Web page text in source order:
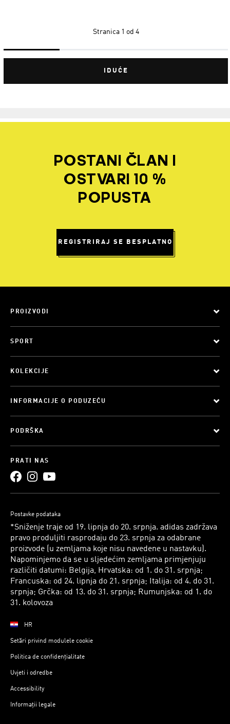
Stranica 1 od 4
IDUĆE
POSTANI ČLAN I
OSTVARI 10 %
POPUSTA
REGISTRIRAJ SE BESPLATNO
PROIZVODI
SPORT
KOLEKCIJE
INFORMACIJE O PODUZEĆU
PODRŠKA
PRATI NAS
Postavke podataka
*Sniženje traje od 19. lipnja do 20. srpnja. adidas zadržava
pravo produljiti rasprodaju do 23. srpnja za odabrane
proizvode (u zemljama koje nisu navedene u nastavku).
Napominjemo da se u sljedećim zemljama primjenjuju
različiti datumi: Belgija, Hrvatska: od 1. do 31. srpnja;
Francuska: od 24. lipnja do 21. srpnja; Italija: od 4. do 31.
srpnja; Grčka: od 13. do 31. srpnja; Rumunjska: od 1. do
31. kolovoza
HR
Setări privind modulele cookie
Politica de confidențialitate
Uvjeti i odredbe
Accessibility
Informații legale